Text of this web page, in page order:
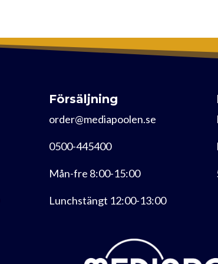
Försäljning
order@mediapoolen.se
0500-445400
Mån-fre 8:00-15:00
Lunchstängt 12:00-13:00